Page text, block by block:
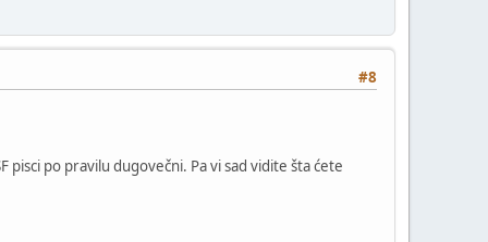
#8
po pravilu dugovečni. Pa vi sad vidite šta ćete